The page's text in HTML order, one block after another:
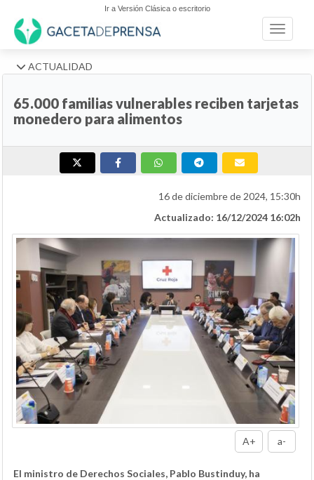
Ir a Versión Clásica o escritorio
Toggle
ACTUALIDAD
65.000 familias vulnerables reciben tarjetas
monedero para alimentos
16 de diciembre de 2024, 15:30h
Actualizado: 16/12/2024 16:02h
A+ a-
El ministro de Derechos Sociales, Pablo Bustinduy, ha